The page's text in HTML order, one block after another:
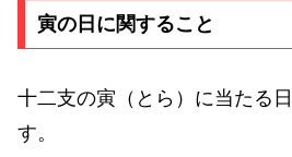
寅の日に関すること
十二支の寅（とら）に当たる
す。